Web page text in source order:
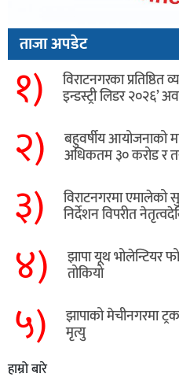
ताजा अपडेट
१) विराटनगरका प्रतिष्ठित
इन्डस्ट्री लिडर २०२६’
२) बहुवर्षीय आयोजनाको
अधिकतम ३० करोड र
३) विराटनगरमा
निर्देशन विपरीत
४) झापा यूथ भोलेन्टियर
तोकियो
५) ​झापाको मेचीनगरमा
मृत्यु
हाम्रो बारे